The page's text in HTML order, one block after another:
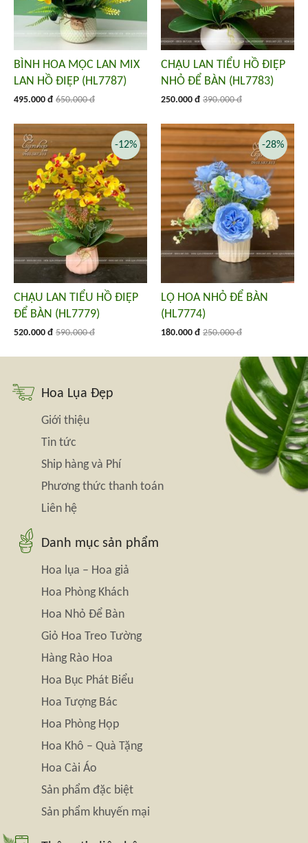
BÌNH HOA MỘC LAN MIX
LAN HỒ ĐIỆP (HL7787)
495.000 đ 650.000 đ
CHẬU LAN TIỂU HỒ ĐIỆP
NHỎ ĐỂ BÀN (HL7783)
250.000 đ 390.000 đ
CHẬU LAN TIỂU HỒ ĐIỆP
ĐỂ BÀN (HL7779)
520.000 đ 590.000 đ
-12%
LỌ HOA NHỎ ĐỂ BÀN
(HL7774)
180.000 đ 250.000 đ
-28%
Hoa Lụa Đẹp
Giới thiệu
Tin tức
Ship hàng và Phí
Phương thức thanh toán
Liên hệ
Danh mục sản phẩm
Hoa lụa – Hoa giả
Hoa Phòng Khách
Hoa Nhỏ Để Bàn
Giỏ Hoa Treo Tường
Hàng Rào Hoa
Hoa Bục Phát Biểu
Hoa Tượng Bác
Hoa Phòng Họp
Hoa Khô – Quà Tặng
Hoa Cài Áo
Sản phẩm đặc biệt
Sản phẩm khuyến mại